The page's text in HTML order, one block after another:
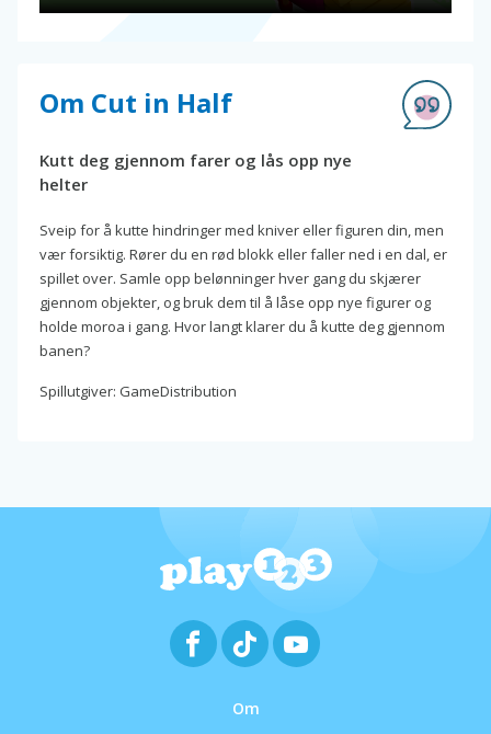
Om Cut in Half
Kutt deg gjennom farer og lås opp nye
helter
Sveip for å kutte hindringer med kniver eller figuren din, men
vær forsiktig. Rører du en rød blokk eller faller ned i en dal, er
spillet over. Samle opp belønninger hver gang du skjærer
gjennom objekter, og bruk dem til å låse opp nye figurer og
holde moroa i gang. Hvor langt klarer du å kutte deg gjennom
banen?
Spillutgiver: GameDistribution
Om